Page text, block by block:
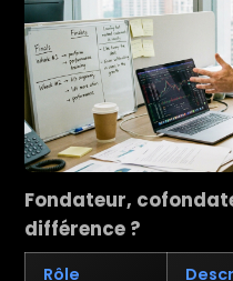
Fondateur,
différence ?
Rôle